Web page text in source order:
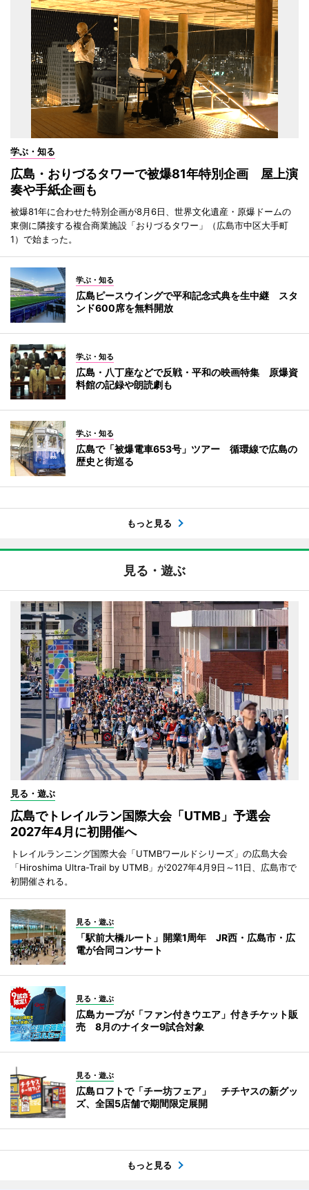
学ぶ・知る
広島・おりづるタワーで被爆81年特別企画 屋上演
奏や手紙企画も
被爆81年に合わせた特別企画が8月6日、世界文化遺産・原爆ドームの
東側に隣接する複合商業施設「おりづるタワー」（広島市中区大手町
1）で始まった。
学ぶ・知る
広島ピースウイングで平和記念式典を生中継 スタ
ンド600席を無料開放
学ぶ・知る
広島・八丁座などで反戦・平和の映画特集 原爆資
料館の記録や朗読劇も
学ぶ・知る
広島で「被爆電車653号」ツアー 循環線で広島の
歴史と街巡る
もっと見る
見る・遊ぶ
見る・遊ぶ
広島でトレイルラン国際大会「UTMB」予選会
2027年4月に初開催へ
トレイルランニング国際大会「UTMBワールドシリーズ」の広島大会
「Hiroshima Ultra-Trail by UTMB」が2027年4月9日～11日、広島市で
初開催される。
見る・遊ぶ
「駅前大橋ルート」開業1周年 JR西・広島市・広
電が合同コンサート
見る・遊ぶ
広島カープが「ファン付きウエア」付きチケット販
売 8月のナイター9試合対象
見る・遊ぶ
広島ロフトで「チー坊フェア」 チチヤスの新グッ
ズ、全国5店舗で期間限定展開
もっと見る